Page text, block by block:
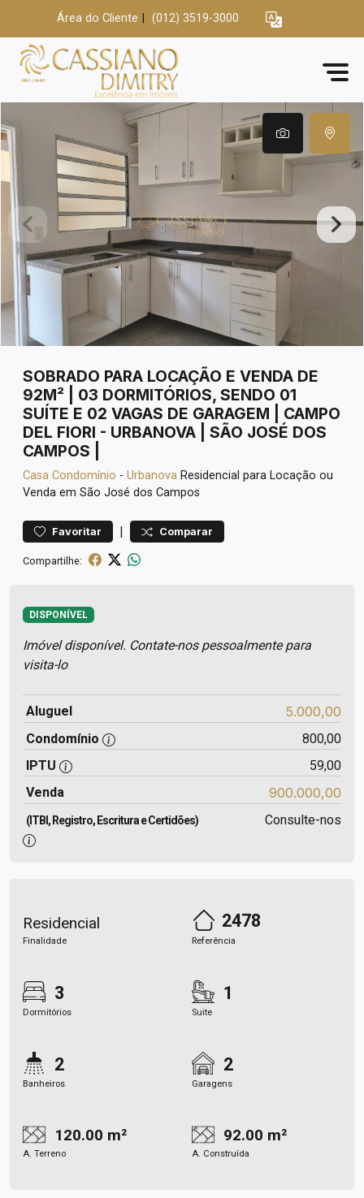
Área do Cliente (012) 3519-3000
SOBRADO PARA LOCAÇÃO E VENDA DE
92M² | 03 DORMITÓRIOS, SENDO 01
SUÍTE E 02 VAGAS DE GARAGEM | CAMPO
DEL FIORI - URBANOVA | SÃO JOSÉ DOS
CAMPOS |
Casa Condomínio - Urbanova Residencial para Locação ou
Venda em São José dos Campos
Favoritar | Comparar
Compartilhe:
DISPONÍVEL
Imóvel disponível. Contate-nos pessoalmente para
visita-lo
Aluguel 5.000,00
Condomínio
800,00
IPTU
59,00
Venda
900.000,00
(ITBI, Registro, Escritura e Certidões) Consulte-nos
Residencial
Finalidade
2478
Referência
3
Dormitórios
1
Suite
2
Banheiros
2
Garagens
120.00 m²
A. Terreno
92.00 m²
A. Construída